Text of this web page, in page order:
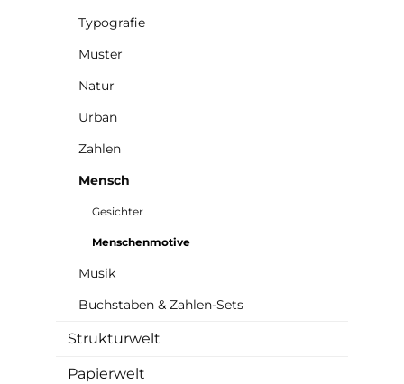
Typografie
Muster
Natur
Urban
Zahlen
Mensch
Gesichter
Menschenmotive
Musik
Buchstaben & Zahlen-Sets
Strukturwelt
Papierwelt